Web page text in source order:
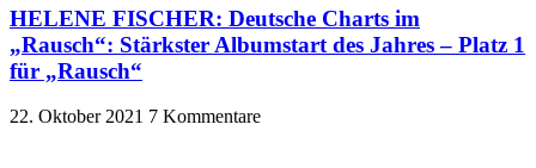
HELENE FISCHER: Deutsche Charts im
„Rausch“: Stärkster Albumstart des Jahres – Platz 1
für „Rausch“
22. Oktober 2021 7 Kommentare